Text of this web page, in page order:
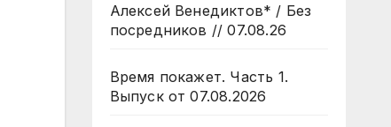
Алексей Венедиктов* / Без
посредников // 07.08.26
Время покажет. Часть 1.
Выпуск от 07.08.2026